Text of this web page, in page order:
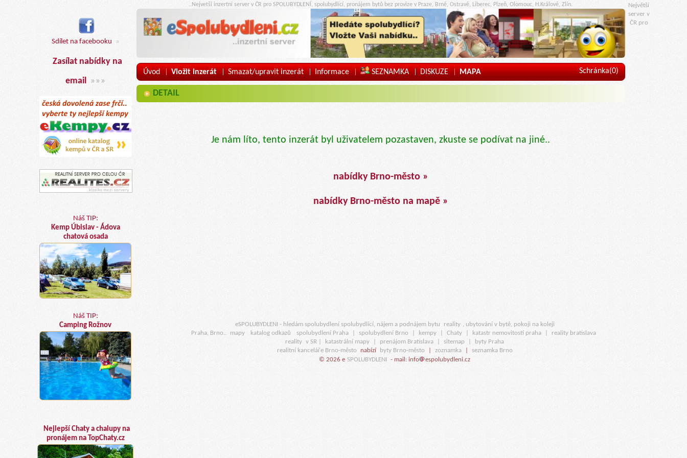
Sdílet na facebooku »
Zasílat nabídky na
email »»»
Náš TIP:
Kemp Úbislav - Ádova
chatová osada
Náš TIP:
Camping Rožnov
Nejlepší Chaty a chalupy na
pronájem na TopChaty.cz
..Nejvetší inzertní server v ČR pro SPOLUBYDLENÍ, spolubydlící, pronájem bytů bez provize v Praze, Brně, Ostravě, Liberec, Plzeň, Olomouc, H.Králové, Zlín.
Úvod | Vložit inzerát | Smazat/upravit inzerát | Informace | SEZNAMKA | DISKUZE | MAPA Schránka(0)
DETAIL
Je nám líto, tento inzerát byl uživatelem pozastaven, zkuste se podívat na jiné..
nabídky Brno-město »
nabídky Brno-město na mapě »
Největší
server v
ČR pro
eSPOLUBYDLENI - hledám spolubydlení spolubydlící, nájem a podnájem bytu reality
, ubytování v bytě, pokoji na koleji
Praha, Brno..
mapy katalog odkazů spolubydlení Praha spolubydlení Brno kempy Chaty katastr nemovitostí praha
reality bratislava
reality v SR | katastrální mapy prenájom Bratislava sitemap
byty Praha
realitní kanceláře Brno-město
nabízí byty Brno-město zoznamka
seznamka Brno
© 2026 e SPOLUBYDLENI - mail: info espolubydleni.cz